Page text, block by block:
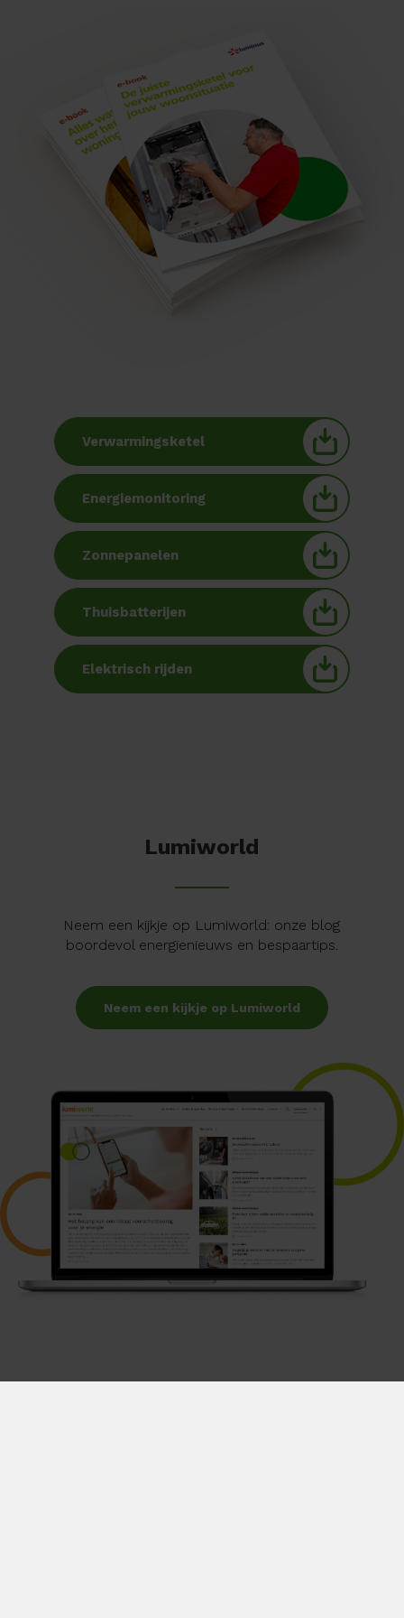
Verwarmingsketel
Energiemonitoring
Zonnepanelen
Thuisbatterijen
Elektrisch rijden
Lumiworld
Neem een kijkje op Lumiworld: onze blog
boordevol energienieuws en bespaartips.
Neem een kijkje op Lumiworld